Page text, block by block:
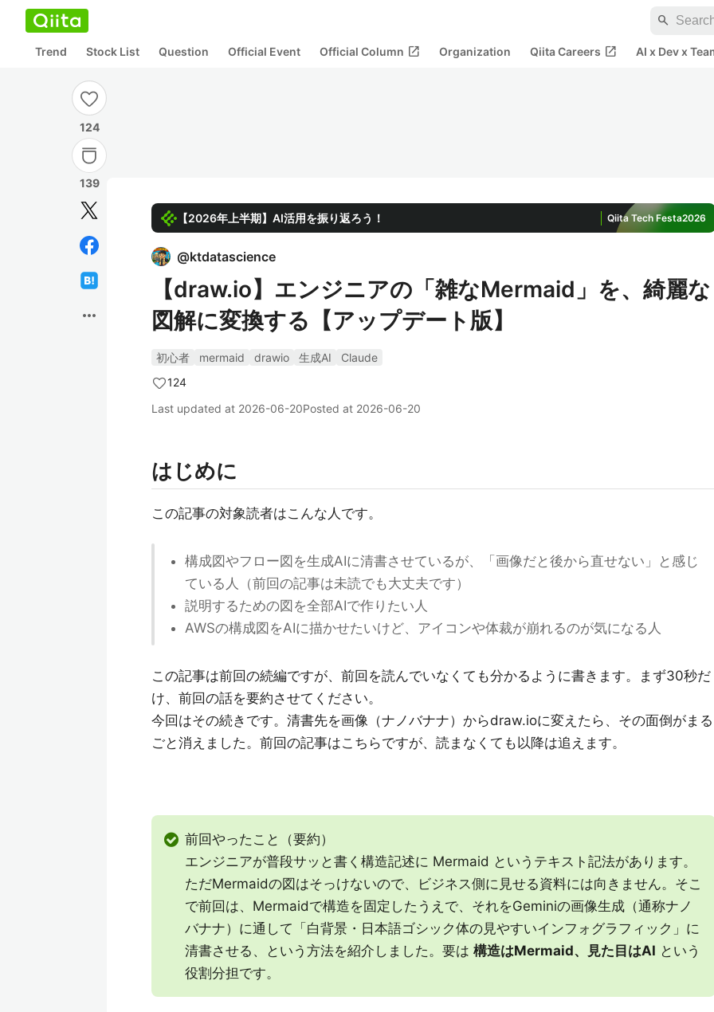
search
Trend Stock List Question Official Event Official Column open_in_new Organization Qiita Careers open_in_new AI x Dev x
124
139
more_horiz
【2026年上半期】AI活用を振り返ろう！ Qiita Tech Festa2026
@ktdatascience
【draw.io】エンジニアの「雑なMermaid」を、綺麗な
図解に変換する【アップデート版】
初心者 mermaid drawio 生成AI
Claude
124
Last updated at 2026-06-20Posted at 2026-06-20
はじめに
この記事の対象読者はこんな人です。
構成図やフロー図を生成AIに清書させているが、「画像だと後から直せない」と感じ
ている人（前回の記事は未読でも大丈夫です）
説明するための図を全部AIで作りたい人
AWSの構成図をAIに描かせたいけど、アイコンや体裁が崩れるのが気になる人
この記事は前回の続編ですが、前回を読んでいなくても分かるように書きます。まず30秒だ
け、前回の話を要約させてください。
今回はその続きです。清書先を画像（ナノバナナ）からdraw.ioに変えたら、その面倒がまる
ごと消えました。前回の記事はこちらですが、読まなくても以降は追えます。
前回やったこと（要約）
エンジニアが普段サッと書く構造記述に Mermaid というテキスト記法があります。
ただMermaidの図はそっけないので、ビジネス側に見せる資料には向きません。そこ
で前回は、Mermaidで構造を固定したうえで、それをGeminiの画像生成（通称ナノ
バナナ）に通して「白背景・日本語ゴシック体の見やすいインフォグラフィック」に
清書させる、という方法を紹介しました。要は 構造はMermaid、見た目はAI という
役割分担です。